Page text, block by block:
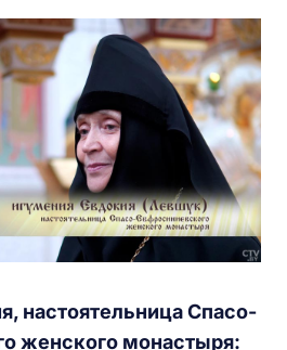
настоятельница Спасо-
женского монастыря: